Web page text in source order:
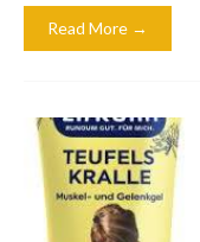
Read More →